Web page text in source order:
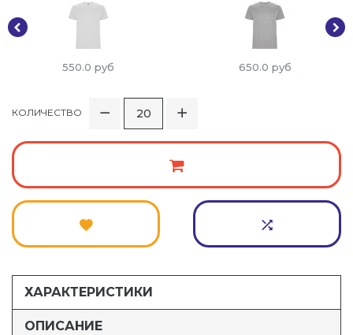
550.0 руб 650.0 руб
КОЛИЧЕСТВО
ХАРАКТЕРИСТИКИ
ОПИСАНИЕ